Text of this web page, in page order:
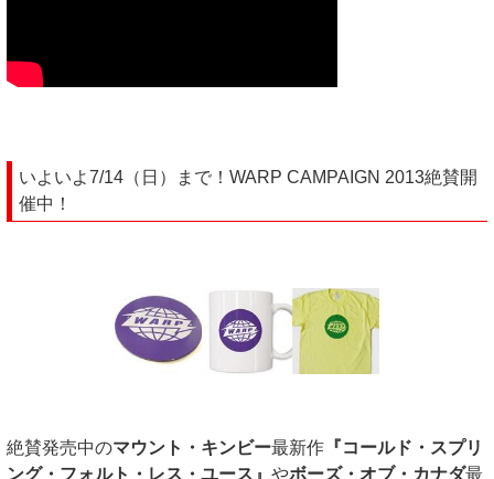
いよいよ7/14（日）まで！WARP CAMPAIGN 2013絶賛開
催中！
絶賛発売中のマウント・キンビー最新作 『コールド・スプリ
ング・フォルト・レス・ユース』 やボーズ・オブ・カナダ最